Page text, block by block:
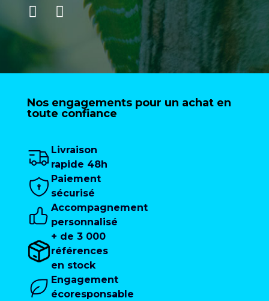
Nos engagements pour un achat en
toute confiance
Livraison
rapide 48h
Paiement
sécurisé
Accompagnement
personnalisé
+ de 3 000
références
en stock
Engagement
écoresponsable